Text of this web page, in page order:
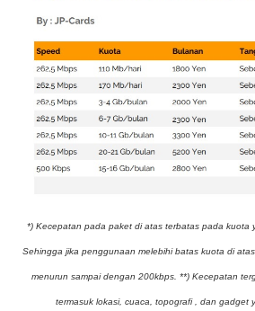
*) Kecepatan pada paket di atas terbatas pada kuota
Sehingga jika penggunaan melebihi batas kuota di
menurun sampai dengan 200kbps. **) Kecepatan
termasuk lokasi, cuaca, topografi , dan gadget